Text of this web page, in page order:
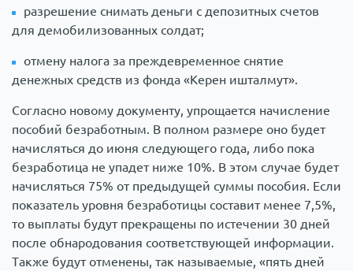
разрешение снимать деньги с депозитных счетов
для демобилизованных солдат;
отмену налога за преждевременное снятие
денежных средств из фонда «Керен ишталмут».
Согласно новому документу, упрощается начисление
пособий безработным. В полном размере оно будет
начисляться до июня следующего года, либо пока
безработица не упадет ниже 10%. В этом случае будет
начисляться 75% от предыдущей суммы пособия. Если
показатель уровня безработицы составит менее 7,5%,
то выплаты будут прекращены по истечении 30 дней
после обнародования соответствующей информации.
Также будут отменены, так называемые, «пять дней